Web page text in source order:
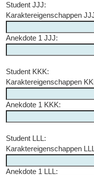
Student JJJ:
Karaktereigenschappen
Anekdote 1 JJJ:
Student KKK:
Karaktereigenschappen
Anekdote 1 KKK:
Student LLL:
Karaktereigenschappen
Anekdote 1 LLL: